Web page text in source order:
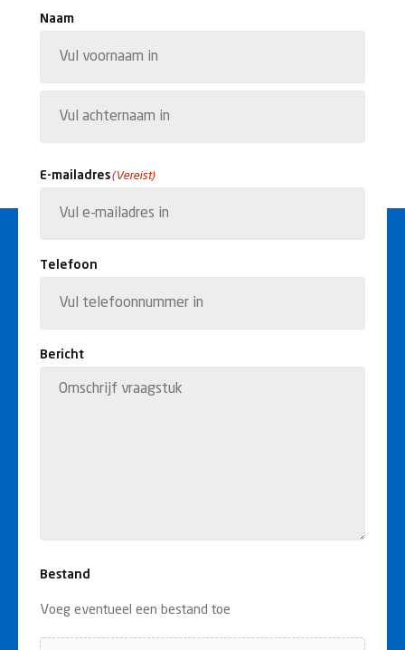
Naam
E-mailadres(Vereist)
Telefoon
Bericht
Bestand
Voeg eventueel een bestand toe